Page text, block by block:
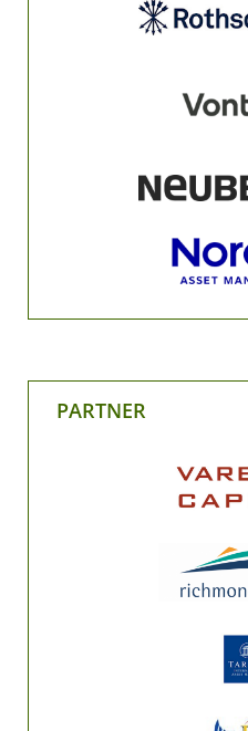
PARTNER